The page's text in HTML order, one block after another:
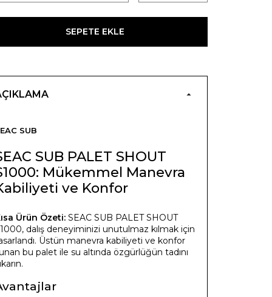
SEPETE EKLE
SUB
SUB PALET SHOUT
Mükemmel Manevra
ve Konfor
Ürün Özeti: SEAC SUB PALET SHOUT
dalış deneyiminizi unutulmaz kılmak için
Üstün manevra kabiliyeti ve konfor
bu palet ile su altında özgürlüğün tadını